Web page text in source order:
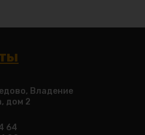
Владение
дом 2
64